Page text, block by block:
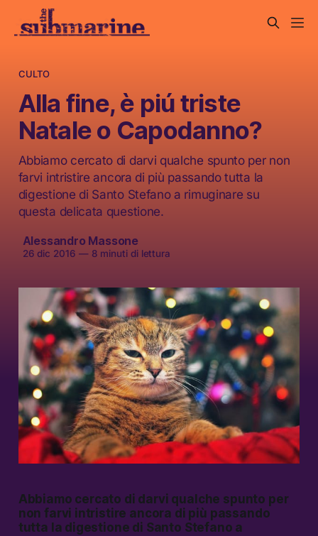
CULTO
Alla fine, è piú triste
Natale o Capodanno?
Abbiamo cercato di darvi qualche spunto per non
farvi intristire ancora di più passando tutta la
digestione di Santo Stefano a rimuginare su
questa delicata questione.
Alessandro Massone
26 dic 2016 —8 minuti di lettura
Abbiamo cercato di darvi qualche spunto per
non farvi intristire ancora di più passando
tutta la digestione di Santo Stefano a